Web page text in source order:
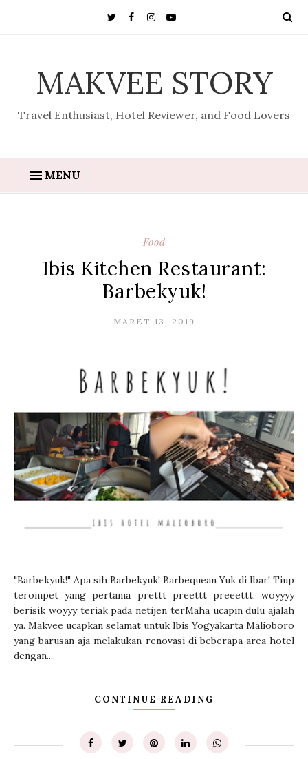
MAKVEE STORY
Travel Enthusiast, Hotel Reviewer, and Food Lovers
MENU
Food
Ibis Kitchen Restaurant:
Barbekyuk!
MARET 13, 2019
"Barbekyuk!" Apa sih Barbekyuk! Barbequean Yuk di Ibar! Tiup
terompet yang pertama prettt preettt preeettt, woyyyy
berisik woyyy teriak pada netijen terMaha ucapin dulu ajalah
ya. Makvee ucapkan selamat untuk Ibis Yogyakarta Malioboro
yang barusan aja melakukan renovasi di beberapa area hotel
dengan...
CONTINUE READING